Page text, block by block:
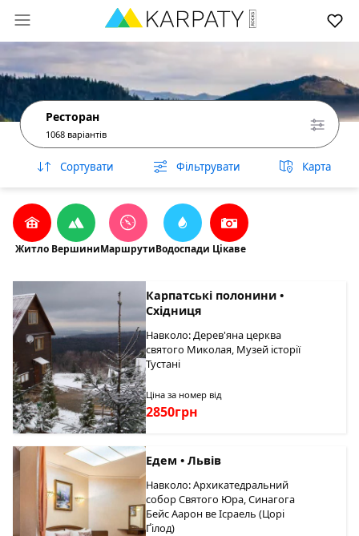
Ресторан
1068 варіантів
Сортувати Фільтрувати Карта
Житло ВершиниМаршрутиВодоспади Цікаве
Карпатські полонини •
Східниця
Навколо: Дерев'яна церква
святого Миколая, Музей історії
Тустані
Ціна за номер від
2850грн
Едем • Львів
Навколо: Архикатедральний
собор Святого Юра, Синагога
Бейс Аарон ве Ісраель (Цорі
Ґілод)